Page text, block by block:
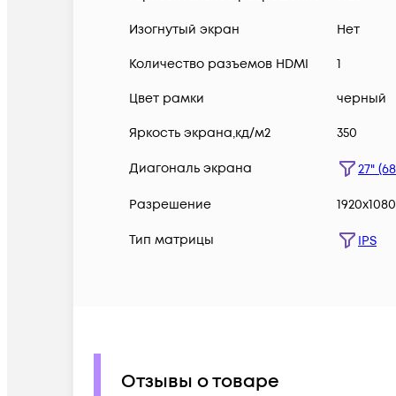
Изогнутый экран Нет
Количество разъемов HDMI 1
Цвет рамки черный
Яркость экрана,кд/м2 350
Диагональ экрана 27"
Разрешение 1920x1080
Тип матрицы IPS
Отзывы о товаре